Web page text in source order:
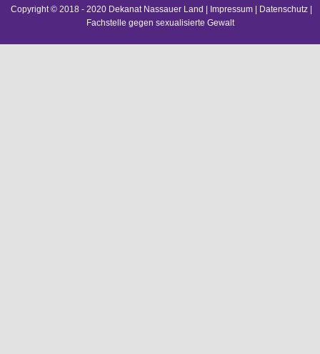
Copyright © 2018 - 2020 Dekanat Nassauer Land | Impressum| Datenschutz|
Fachstelle gegen sexualisierte Gewalt